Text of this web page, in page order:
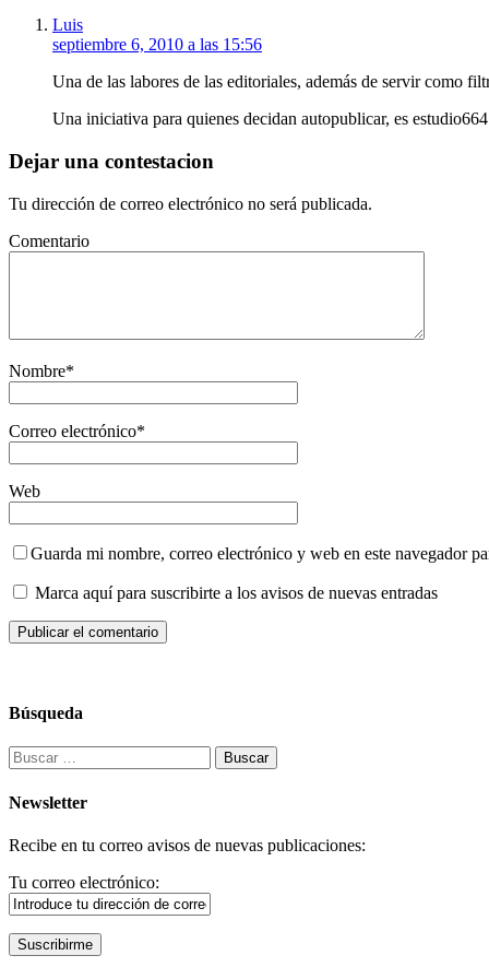
Luis
septiembre 6, 2010 a las 15:56
Una de las labores de las editoriales, además de servir como
Una iniciativa para quienes decidan autopublicar, es
Dejar una contestacion
Tu dirección de correo electrónico no será publicada.
Comentario
Nombre*
Correo electrónico*
Web
Guarda mi nombre, correo electrónico y web en este navegador
Marca aquí para suscribirte a los avisos de nuevas entradas
Búsqueda
Buscar:
Newsletter
Recibe en tu correo avisos de nuevas publicaciones:
Tu correo electrónico: